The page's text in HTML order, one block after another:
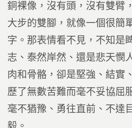
銅裸像，沒有頭，沒有雙臂
大步的雙腳，就像一個很簡
字。那表情看不見，不知是
志、泰然岸然、還是悲天憫
肉和骨骼，卻是堅強、結實
歷了無數苦難而毫不妥協屈
毫不猶豫、勇往直前、不達